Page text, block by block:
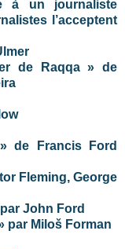
à un journaliste
l’acceptent
de Raqqa » de
de Francis Ford
Fleming, George
John Ford
par Miloš Forman